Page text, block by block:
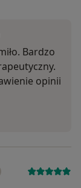
Bardzo
opinii